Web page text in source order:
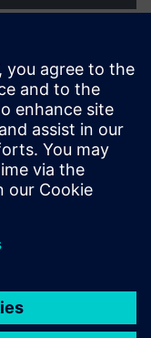
involved in
operational